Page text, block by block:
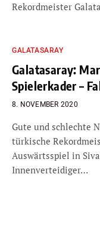
Rekordmeister
GALATASARAY
Galatasaray:
Spielerkader –
8. NOVEMBER 2020
Gute und schlechte
türkische
Auswärtsspiel in
Innenverteidiger…